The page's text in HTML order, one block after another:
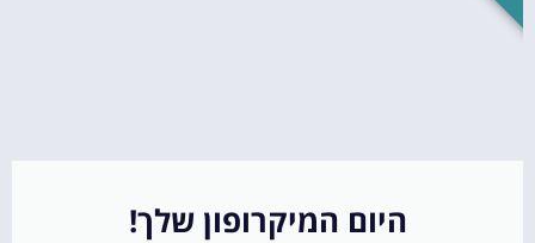
היום המיקרופון שלך!